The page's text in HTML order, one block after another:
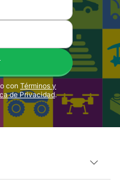
con Términos y
de Privacidad.